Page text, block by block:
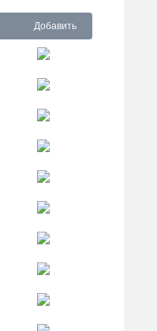
Добавить